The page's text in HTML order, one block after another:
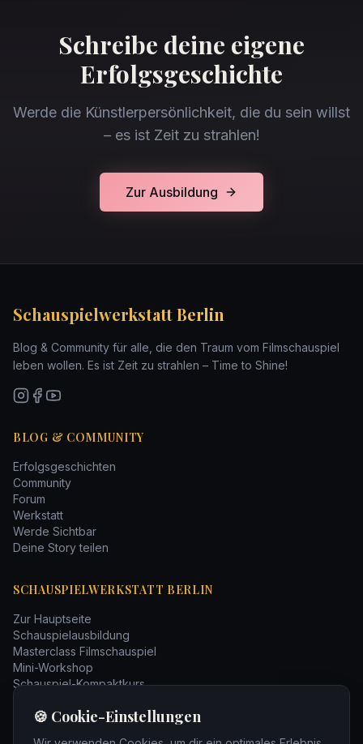
Schreibe deine eigene
Erfolgsgeschichte
Werde die Künstlerpersönlichkeit, die du sein willst
– es ist Zeit zu strahlen!
Zur Ausbildung
Schauspielwerkstatt Berlin
Blog & Community für alle, die den Traum vom Filmschauspiel
leben wollen. Es ist Zeit zu strahlen – Time to Shine!
BLOG & COMMUNITY
Erfolgsgeschichten
Community
Forum
Werkstatt
Werde Sichtbar
Deine Story teilen
SCHAUSPIELWERKSTATT BERLIN
Zur Hauptseite
Schauspielausbildung
Masterclass Filmschauspiel
Mini-Workshop
Schauspiel-Kompaktkurs
🍪 Cookie-Einstellungen